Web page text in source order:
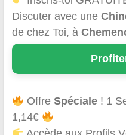
Discuter avec une
de chez Toi, à
OffreSpéciale ! 1
1,14€